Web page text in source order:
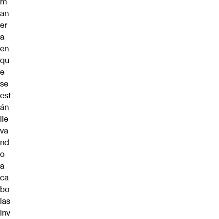
an
er
a
en
qu
e
se
est
án
lle
va
nd
o
a
ca
bo
las
inv